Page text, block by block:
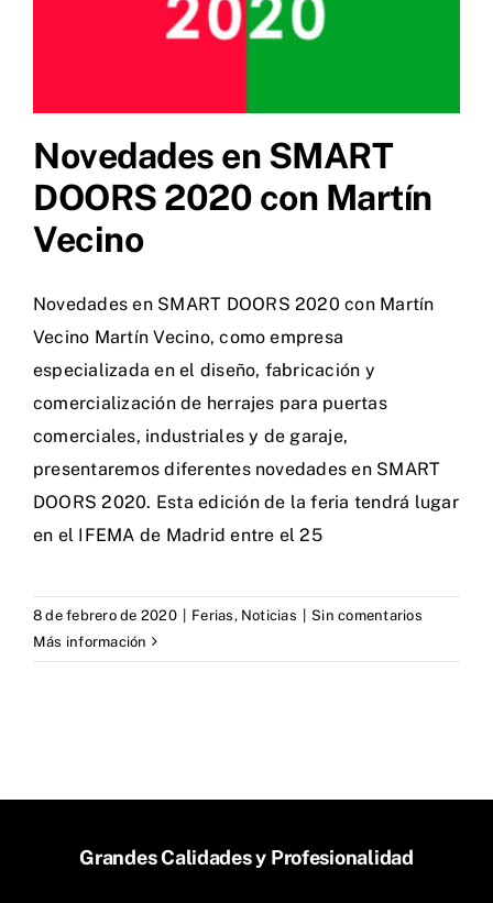
Novedades en SMART
DOORS 2020 con Martín
Vecino
Novedades en SMART DOORS 2020 con Martín
Vecino Martín Vecino, como empresa
especializada en el diseño, fabricación y
comercialización de herrajes para puertas
comerciales, industriales y de garaje,
presentaremos diferentes novedades en SMART
DOORS 2020. Esta edición de la feria tendrá lugar
en el IFEMA de Madrid entre el 25
8 de febrero de 2020 Ferias, Noticias
Sin comentarios
Más información
Grandes Calidades y Profesionalidad